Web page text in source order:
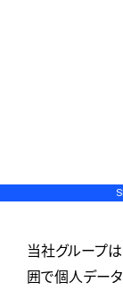
当社グループ
囲で個人デー